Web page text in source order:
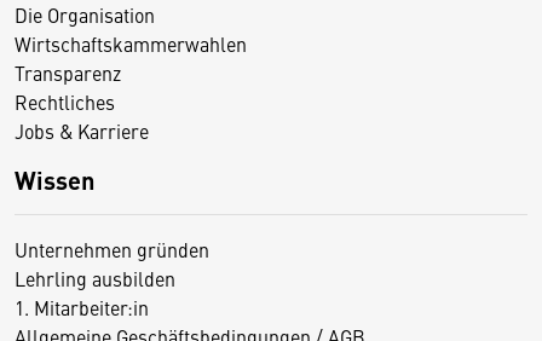
Die Organisation
Wirtschaftskammerwahlen
Transparenz
Rechtliches
Jobs & Karriere
Wissen
Unternehmen gründen
Lehrling ausbilden
1. Mitarbeiter:in